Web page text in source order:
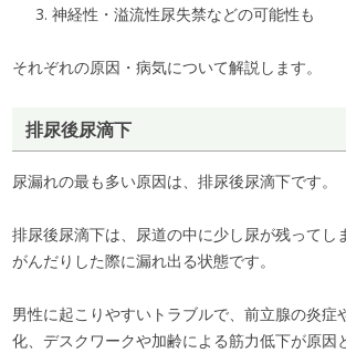
神経性・溢流性尿失禁などの可能性も
それぞれの原因・病気について解説します。
排尿後尿滴下
尿漏れの最も多い原因は、排尿後尿滴下です。
排尿後尿滴下は、尿道の中に少し尿が残ってし
がんだりした際に漏れ出る状態です。
男性に起こりやすいトラブルで、前立腺の炎症
化、デスクワークや加齢による筋力低下が原因